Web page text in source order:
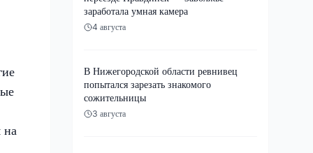
на
заработала умная камера
4 августа
В Нижегородской области ревнивец
попытался зарезать знакомого
сожительницы
3 августа